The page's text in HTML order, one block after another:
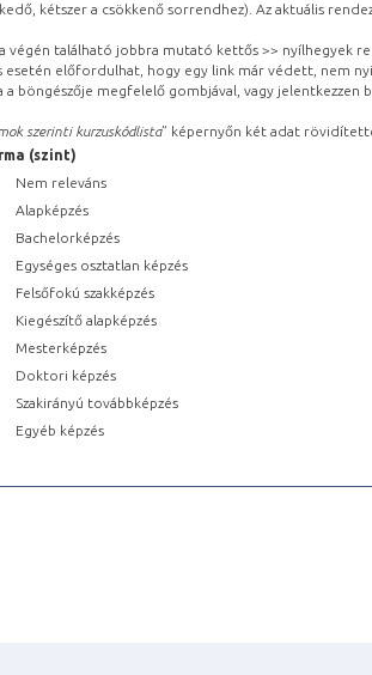
kétszer a csökkenő sorrendhez). Az aktuális
végén található jobbra mutató kettős >> nyílhegyek
esetén előfordulhat, hogy egy link már védett, nem
a böngészője megfelelő gombjával, vagy
szerinti kurzuskódlista” képernyőn két adat
(szint)
Nem releváns
Alapképzés
Bachelorképzés
Egységes osztatlan képzés
Felsőfokú szakképzés
Kiegészítő alapképzés
Mesterképzés
Doktori képzés
Szakirányú továbbképzés
Egyéb képzés